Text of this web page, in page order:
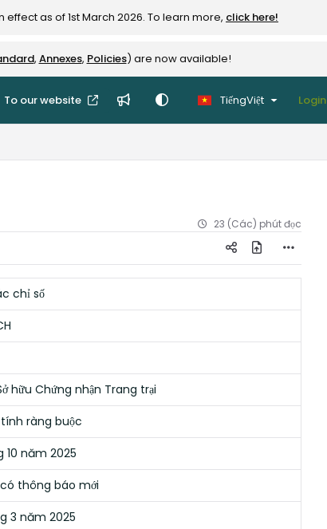
effect as of 1st March 2026. To learn more, click here!
, Annexes, Policies) are now available!
To our website TiếngViệt Login
23 (Các) phút đọc
chỉ số
hữu Chứng nhận Trang trại
ràng buộc
10 năm 2025
thông báo mới
3 năm 2025